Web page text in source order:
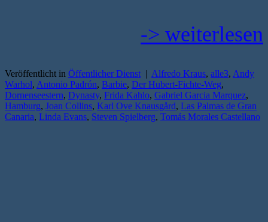
-> weiterlesen
Veröffentlicht in Öffentlicher Dienst | Alfredo Kraus, alle3, Andy
Warhol, Antonio Padrón, Barbie, Der Hubert-Fichte-Weg,
Dornenseestern, Dynasty, Frida Kahlo, Gabriel Garcia Marquez,
Hamburg, Joan Collins, Karl Ove Knausgård, Las Palmas de Gran
Canaria, Linda Evans, Steven Spielberg, Tomás Morales Castellano